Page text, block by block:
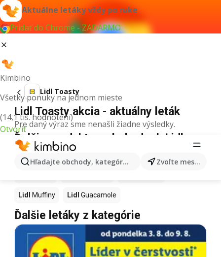
Aktuálne letáky vždy po ruke
Pridať do Chrome - ZADARMO
Kimbino
Všetky ponuky na jednom mieste
(14,1 tis. hodnotení)
Otvoriť
Hľadajte obchody, kategórie, produkty... Zvoľte mesto
Lidl Toasty
Lidl Toasty akcia - aktuálny leták
Pre daný výraz sme nenašli žiadne výsledky.
Ďalšie produkty v obchodoch Lidl
Lidl Muffiny Lidl Guacamole
Ďalšie letáky z kategórie